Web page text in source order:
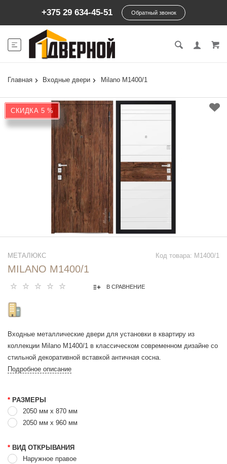
+375 29 634-45-51 Обратный звонок
Главная Входные двери Milano М1400/1
СКИДКА 5 %
Код товара: М1400/1
МЕТАЛЮКС
MILANO М1400/1
В СРАВНЕНИЕ
Входные металлические двери для установки в квартиру из
коллекции Milano М1400/1 в классическом современном дизайне со
стильной декоративной вставкой античная сосна.
Подробное описание
* РАЗМЕРЫ
2050 мм х 870 мм
2050 мм x 960 мм
* ВИД ОТКРЫВАНИЯ
Наружное правое